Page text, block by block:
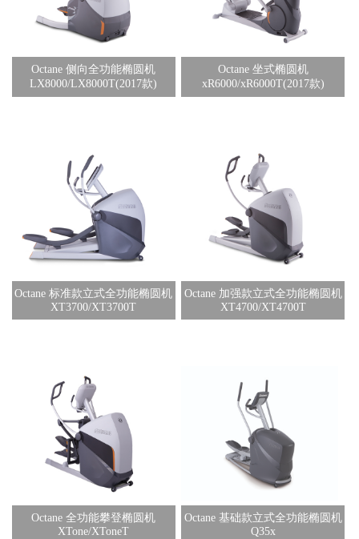
Octane 侧向全功能椭圆机
LX8000/LX8000T(2017款)
Octane 坐式椭圆机
xR6000/xR6000T(2017款)
Octane 标准款立式全功能椭圆机
XT3700/XT3700T
Octane 加强款立式全功能椭圆机
XT4700/XT4700T
Octane 全功能攀登椭圆机
XTone/XToneT
Octane 基础款立式全功能椭圆机
Q35x